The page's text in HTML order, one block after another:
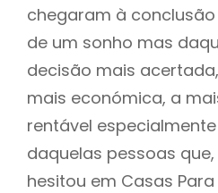
chegaram à
de um sonho mas
decisão mais
mais económica, a
rentável
daquelas pessoas
hesitou em Casas